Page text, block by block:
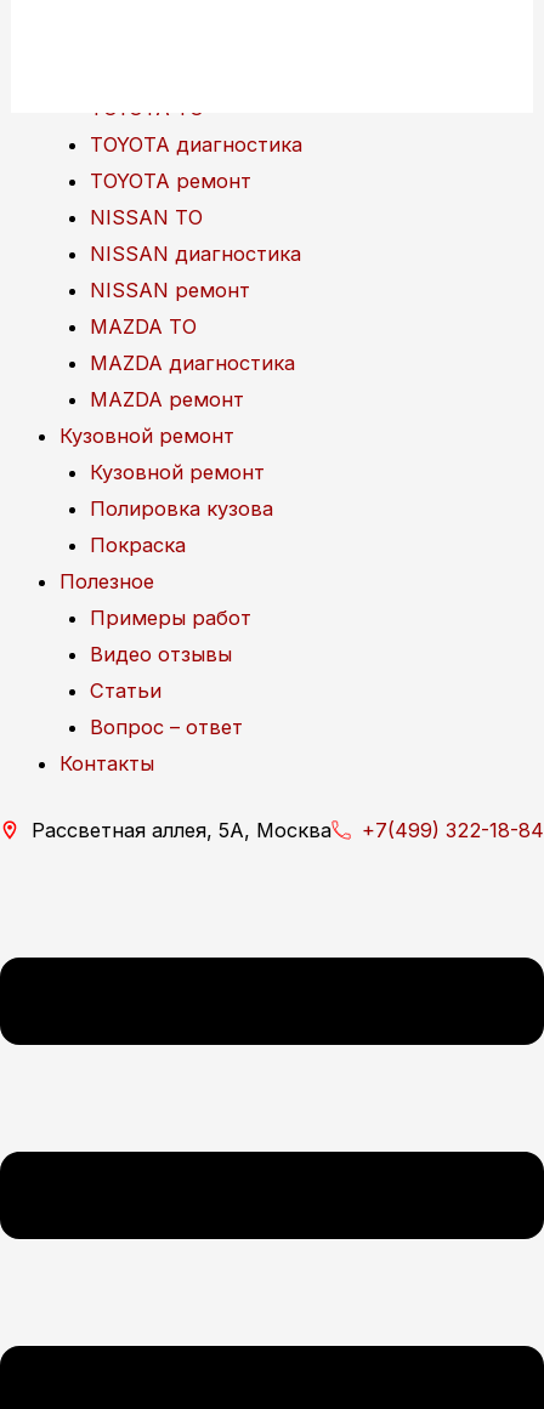
TOYOTA ТО
TOYOTA диагностика
TOYOTA ремонт
NISSAN ТО
NISSAN диагностика
NISSAN ремонт
MAZDA ТО
MAZDA диагностика
MAZDA ремонт
Кузовной ремонт
Кузовной ремонт
Полировка кузова
Покраска
Полезное
Примеры работ
Видео отзывы
Статьи
Вопрос – ответ
Контакты
Рассветная аллея, 5А, Москва +7(499) 322-18-84